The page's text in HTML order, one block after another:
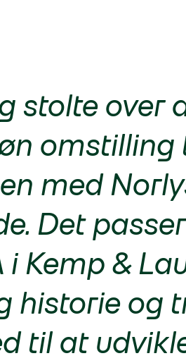
stolte over
omstilling
med
Det
i Kemp &
historie og
til at